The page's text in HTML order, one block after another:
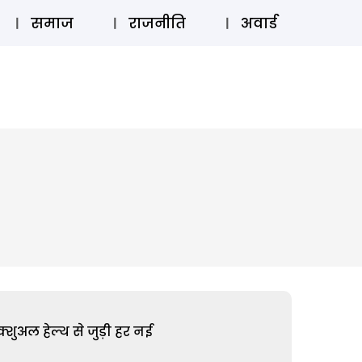
लॉग इन ⚲ SUBSCRIBE
समाज राजनीति अवार्ड
हेल्थ से जुड़ी हर नई